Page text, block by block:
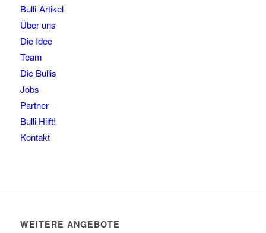
Bulli-Artikel
Über uns
Die Idee
Team
Die Bullis
Jobs
Partner
Bulli Hilft!
Kontakt
WEITERE ANGEBOTE